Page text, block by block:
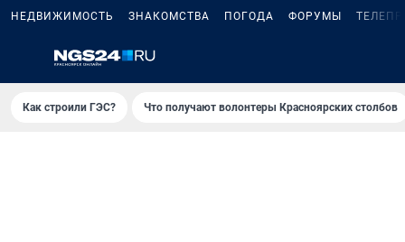
НЕДВИЖИМОСТЬ ЗНАКОМСТВА ПОГОДА ФОРУМЫ
Как строили ГЭС? Что получают волонтеры Красноярских столбов